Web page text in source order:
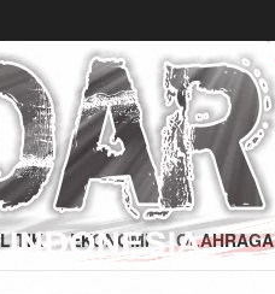
EKONOMI OLAHRAGA